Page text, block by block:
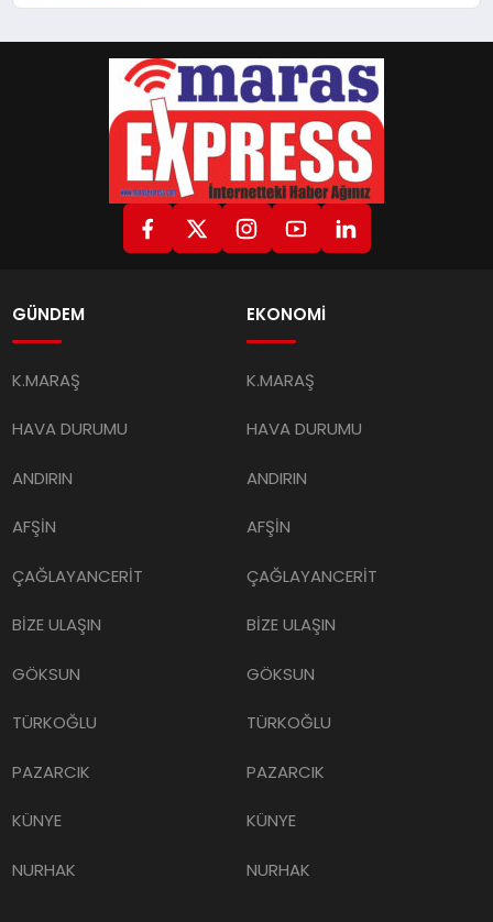
GÜNDEM
K.MARAŞ
HAVA DURUMU
ANDIRIN
AFŞİN
ÇAĞLAYANCERİT
BİZE ULAŞIN
GÖKSUN
TÜRKOĞLU
PAZARCIK
KÜNYE
NURHAK
EKONOMİ
K.MARAŞ
HAVA DURUMU
ANDIRIN
AFŞİN
ÇAĞLAYANCERİT
BİZE ULAŞIN
GÖKSUN
TÜRKOĞLU
PAZARCIK
KÜNYE
NURHAK